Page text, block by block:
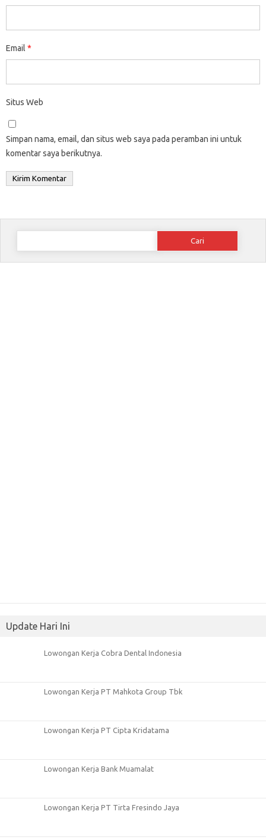
Email *
Situs Web
Simpan nama, email, dan situs web saya pada peramban ini untuk
komentar saya berikutnya.
Cari
Update Hari Ini
Lowongan Kerja Cobra Dental Indonesia
Lowongan Kerja PT Mahkota Group Tbk
Lowongan Kerja PT Cipta Kridatama
Lowongan Kerja Bank Muamalat
Lowongan Kerja PT Tirta Fresindo Jaya